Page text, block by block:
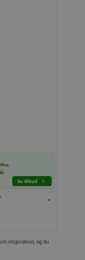
inspiration, og du